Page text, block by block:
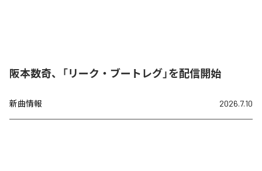
阪本数奇、「リーク・ブートレグ」を配信開始
新曲情報 2026.7.10